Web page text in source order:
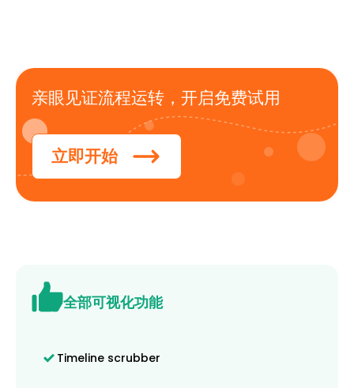
亲眼见证流程运转，开启免费试用
立即开始
全部可视化功能
Timeline scrubber